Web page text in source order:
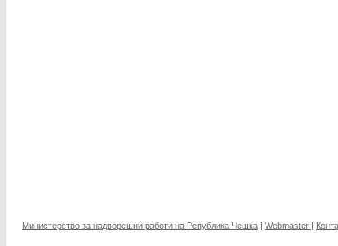
Министерство за надворешни работи на Република Чешка | Webmaster |